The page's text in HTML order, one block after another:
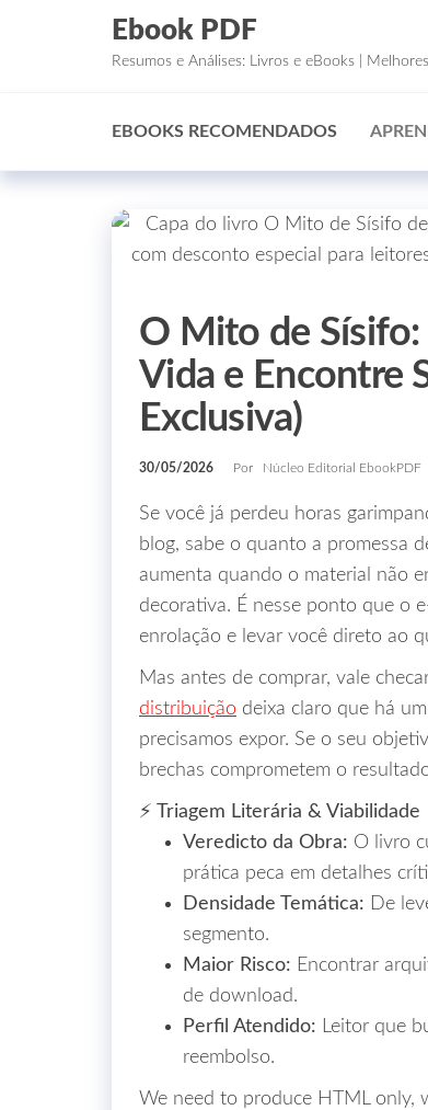
Ebook PDF
Resumos e Análises: Livros e eBooks |
EBOOKS RECOMENDADOS
O Mito de
Vida e Encontre
Exclusiva)
30/05/2026 Por Núcleo Editorial EbookPDF
Se você já perdeu horas
blog, sabe o quanto a promessa
aumenta quando o material não
decorativa. É nesse ponto que o
enrolação e levar você direto ao
Mas antes de comprar, vale
distribuição deixa claro que há
precisamos expor. Se o seu
brechas comprometem o
⚡ Triagem Literária & Viabilidade
Veredicto da Obra: O livro
prática peca em detalhes
Densidade Temática: De
segmento.
Maior Risco: Encontrar
de download.
Perfil Atendido: Leitor que
reembolso.
We need to produce HTML only,